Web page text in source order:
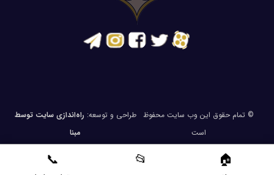
© تمام حقوق این وب سایت محفوظ
است
طراحی و توسعه: راه‌اندازی سایت توسط
مبنا